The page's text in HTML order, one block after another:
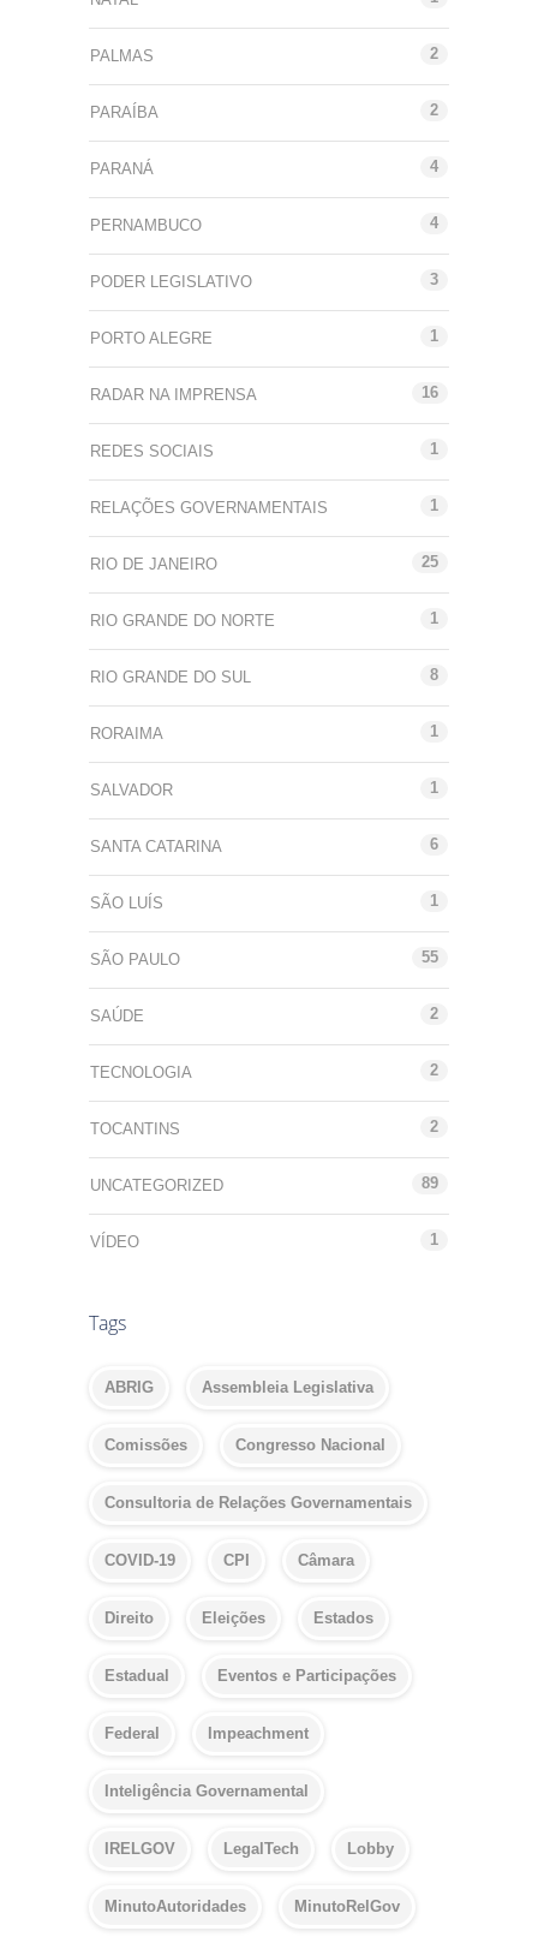
PALMAS 2
PARAÍBA 2
PARANÁ 4
PERNAMBUCO 4
PODER LEGISLATIVO 3
PORTO ALEGRE 1
RADAR NA IMPRENSA 16
REDES SOCIAIS 1
RELAÇÕES GOVERNAMENTAIS 1
RIO DE JANEIRO 25
RIO GRANDE DO NORTE 1
RIO GRANDE DO SUL 8
RORAIMA 1
SALVADOR 1
SANTA CATARINA 6
SÃO LUÍS 1
SÃO PAULO 55
SAÚDE 2
TECNOLOGIA 2
TOCANTINS 2
UNCATEGORIZED 89
VÍDEO 1
Tags
ABRIG Assembleia Legislativa
Comissões Congresso Nacional
Consultoria de Relações Governamentais
COVID-19 CPI Câmara
Direito Eleições Estados
Estadual Eventos e Participações
Federal Impeachment
Inteligência Governamental
IRELGOV LegalTech Lobby
MinutoAutoridades MinutoRelGov